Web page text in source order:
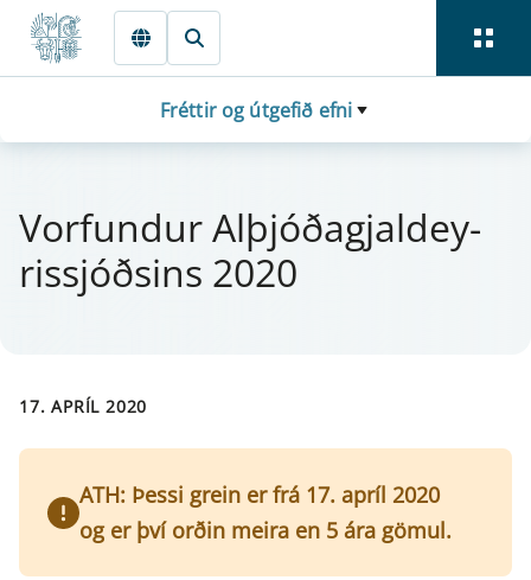
Fara beint í Meginmál
Fréttir og útgefið efni
Vor­fund­ur Alþjóðagjal­dey­
ris­sjóðsins 2020
17. APRÍL 2020
ATH: Þessi grein er frá 17. apríl 2020
og er því orðin meira en 5 ára gömul.